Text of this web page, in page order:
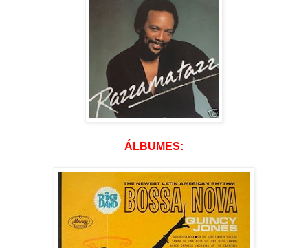
ÁLBUMES: